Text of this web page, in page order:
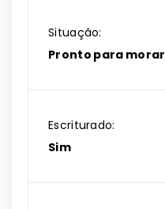
Situação:
Pronto para morar
Escriturado:
Sim